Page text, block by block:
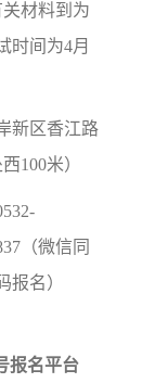
材料到为
时间为4月
新区香江路
100米）
（微信同
报名）
报名平台